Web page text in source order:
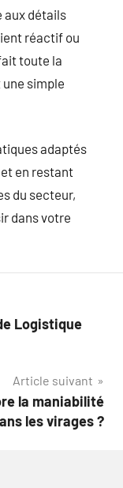
aux détails
réactif ou
toute la
simple
adaptés
en restant
du secteur,
dans votre
Logistique
Article suivant
la maniabilité
les virages ?